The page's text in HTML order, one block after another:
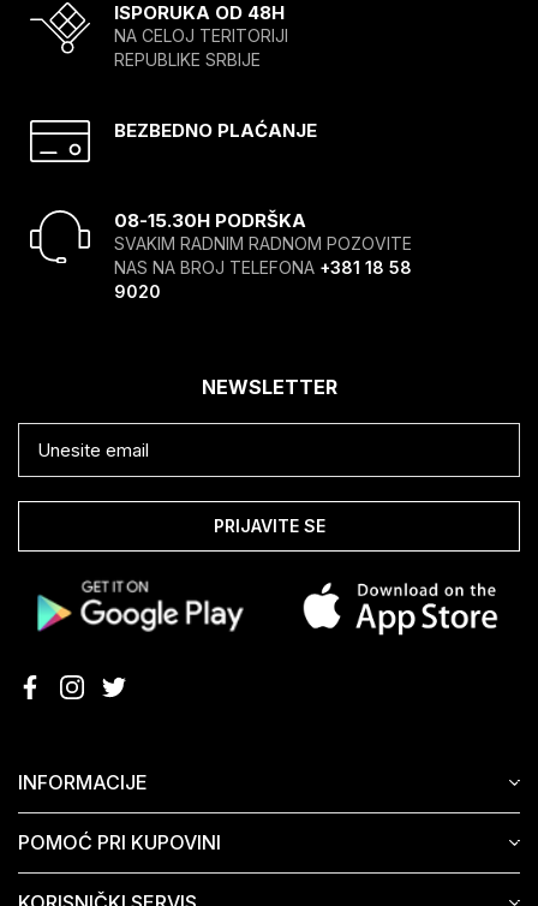
ISPORUKA OD 48H
NA CELOJ TERITORIJI
REPUBLIKE SRBIJE
BEZBEDNO PLAĆANJE
08-15.30H PODRŠKA
SVAKIM RADNIM RADNOM POZOVITE
NAS NA BROJ TELEFONA +381 18 58
9020
INFORMACIJE
POMOĆ PRI KUPOVINI
NEWSLETTER
PRIJAVITE SE